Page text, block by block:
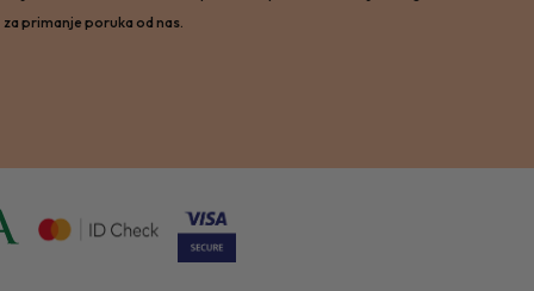
za primanje poruka od nas.